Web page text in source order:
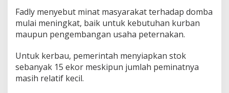
Fadly menyebut minat masyarakat terhadap domba
mulai meningkat, baik untuk kebutuhan kurban
maupun pengembangan usaha peternakan.
Untuk kerbau, pemerintah menyiapkan stok
sebanyak 15 ekor meskipun jumlah peminatnya
masih relatif kecil.